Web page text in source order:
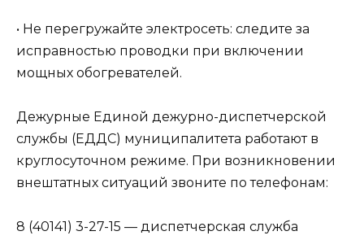
• Не перегружайте электросеть: следите за
исправностью проводки при включении
мощных обогревателей.
Дежурные Единой дежурно-диспетчерской
службы (ЕДДС) муниципалитета работают в
круглосуточном режиме. При возникновении
внештатных ситуаций звоните по телефонам:
8 (40141) 3-27-15 — диспетчерская служба